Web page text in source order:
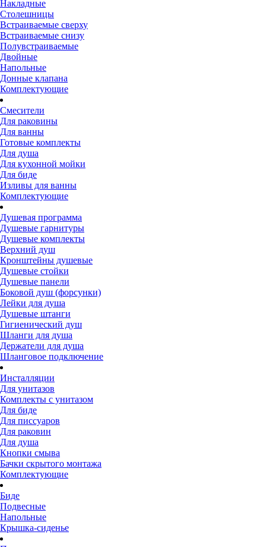
Накладные
Столешницы
Встраиваемые сверху
Встраиваемые снизу
Полувстраиваемые
Двойные
Напольные
Донные клапана
Комплектующие
Смесители
Для раковины
Для ванны
Готовые комплекты
Для душа
Для кухонной мойки
Для биде
Изливы для ванны
Комплектующие
Душевая программа
Душевые гарнитуры
Душевые комплекты
Верхний душ
Кронштейны душевые
Душевые стойки
Душевые панели
Боковой душ (форсунки)
Лейки для душа
Душевые штанги
Гигиенический душ
Шланги для душа
Держатели для душа
Шланговое подключение
Инсталляции
Для унитазов
Комплекты с унитазом
Для биде
Для писсуаров
Для раковин
Для душа
Кнопки смыва
Бачки скрытого монтажа
Комплектующие
Биде
Подвесные
Напольные
Крышка-сиденье